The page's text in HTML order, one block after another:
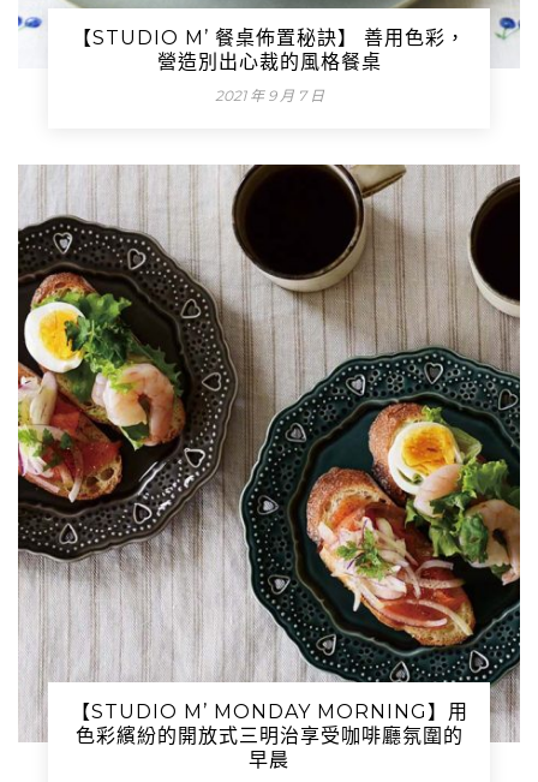
【STUDIO M’ 餐桌佈置秘訣】 善用色彩，
營造別出心裁的風格餐桌
2021 年 9 月 7 日
【STUDIO M’ MONDAY MORNING】用
色彩繽紛的開放式三明治享受咖啡廳氛圍的
早晨